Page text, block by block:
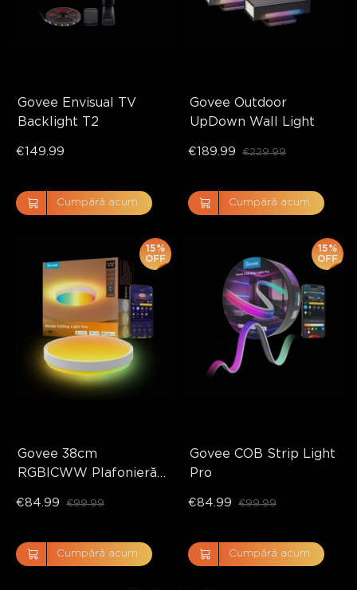
Govee Envisual TV
Backlight T2
€149.99
Cumpără acum
Govee Outdoor
UpDown Wall Light
€189.99 €229.99
Cumpără acum
Govee 38cm
RGBICWW Plafonieră
15%
OFF
€84.99 €99.99
Cumpără acum
Govee COB Strip Light
Pro
15%
OFF
€84.99 €99.99
Cumpără acum